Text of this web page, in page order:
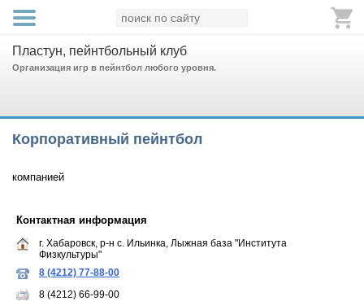
Пластун, пейнтбольный клуб
Организация игр в пейнтбол любого уровня.
Корпоративный пейнтбол
компанией
Контактная информация
г. Хабаровск, р-н с. Ильинка, Лыжная база "Института
Физкультуры"
8 (4212) 77-88-00
8 (4212) 66-99-00